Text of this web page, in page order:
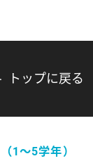
トップに戻る
（1〜5学年）